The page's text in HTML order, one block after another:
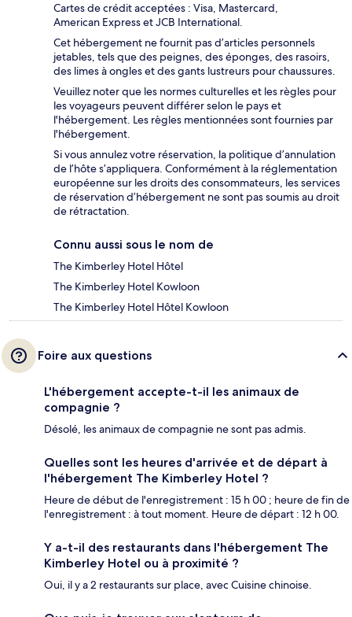
Cartes de crédit acceptées : Visa, Mastercard,
American Express et JCB International.
Cet hébergement ne fournit pas d’articles personnels
jetables, tels que des peignes, des éponges, des rasoirs,
des limes à ongles et des gants lustreurs pour chaussures.
Veuillez noter que les normes culturelles et les règles pour
les voyageurs peuvent différer selon le pays et
l'hébergement. Les règles mentionnées sont fournies par
l'hébergement.
Si vous annulez votre réservation, la politique d’annulation
de l’hôte s’appliquera. Conformément à la réglementation
européenne sur les droits des consommateurs, les services
de réservation d’hébergement ne sont pas soumis au droit
de rétractation.
Connu aussi sous le nom de
The Kimberley Hotel Hôtel
The Kimberley Hotel Kowloon
The Kimberley Hotel Hôtel Kowloon
Foire aux questions
L'hébergement accepte-t-il les animaux de
compagnie ?
Désolé, les animaux de compagnie ne sont pas admis.
Quelles sont les heures d'arrivée et de départ à
l'hébergement The Kimberley Hotel ?
Heure de début de l'enregistrement : 15 h 00 ; heure de fin de
l'enregistrement : à tout moment. Heure de départ : 12 h 00.
Y a-t-il des restaurants dans l'hébergement The
Kimberley Hotel ou à proximité ?
Oui, il y a 2 restaurants sur place, avec Cuisine chinoise.